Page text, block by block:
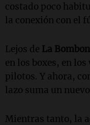
costado poco
la conexión con el
Lejos de La
en los boxes, en
pilotos. Y ahora,
lazo suma un
Mientras tanto, la